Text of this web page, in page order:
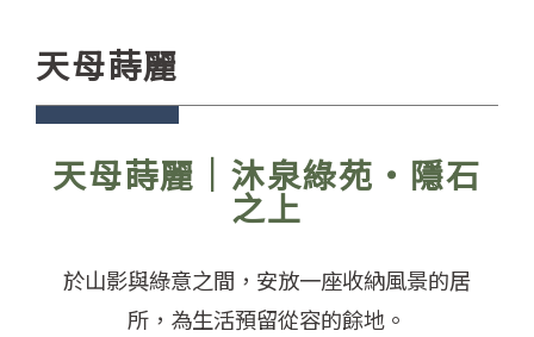
天母蒔麗
天母蒔麗｜沐泉綠苑・隱石
之上
於山影與綠意之間，安放一座收納風景的居
所，為生活預留從容的餘地。